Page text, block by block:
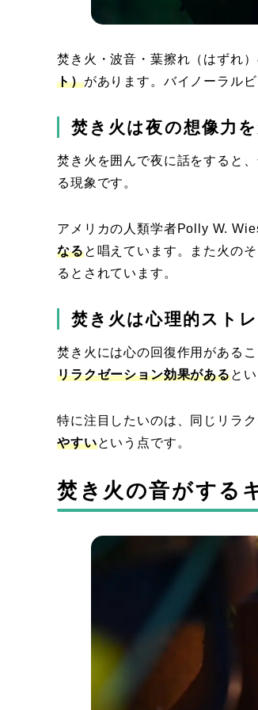
焚き火・波音・葉擦れ（はずれ
ト）があります。バイノーラル
焚き火は夜の想像力
焚き火を囲んで夜に話をすると
る現象です。
アメリカの人類学者Polly W.
なると唱えています。また火の
るとされています。
焚き火は心理的スト
焚き火には心の回復作用がある
リラクゼーション効果があると
特に注目したいのは、同じリラ
やすいという点です。
焚き火の音がする